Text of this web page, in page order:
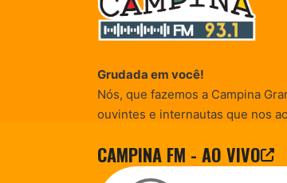
CAMPINA FM - AO VIVO
Grudada em você!
Nós, que fazemos a Campina
ouvintes e internautas que nos
entretenimento, promocionais e